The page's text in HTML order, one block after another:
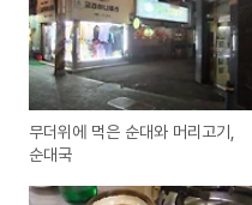
무더위에 먹은 순대와 머리고기,
순대국